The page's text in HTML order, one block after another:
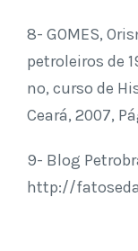
8- GOMES,
petroleiros de
no, curso de
Ceará, 2007,
9- Blog
http://